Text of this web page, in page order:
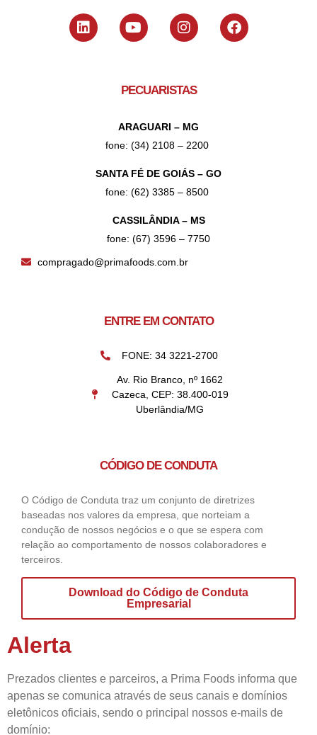
PECUARISTAS
ARAGUARI – MG
fone: (34) 2108 – 2200
SANTA FÉ DE GOIÁS – GO
fone: (62) 3385 – 8500
CASSILÂNDIA – MS
fone: (67) 3596 – 7750
compragado@primafoods.com.br
ENTRE EM CONTATO
FONE: 34 3221-2700
Av. Rio Branco, nº 1662
Cazeca, CEP: 38.400-019
Uberlândia/MG
CÓDIGO DE CONDUTA
O Código de Conduta traz um conjunto de diretrizes
baseadas nos valores da empresa, que norteiam a
condução de nossos negócios e o que se espera com
relação ao comportamento de nossos colaboradores e
terceiros.
Download do Código de Conduta
Empresarial
Alerta
Prezados clientes e parceiros, a Prima Foods informa que
apenas se comunica através de seus canais e domínios
eletônicos oficiais, sendo o principal nossos e-mails de
domínio: